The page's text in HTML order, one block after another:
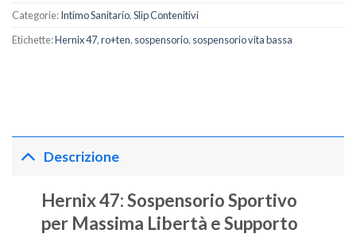
Categorie:Intimo Sanitario,Slip Contenitivi
Etichette:Hernix 47,ro+ten, sospensorio, sospensorio vita bassa
Descrizione
Hernix 47: Sospensorio Sportivo
per Massima Libertà e Supporto